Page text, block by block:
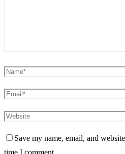
Save my name, email, and